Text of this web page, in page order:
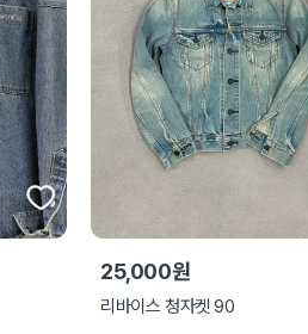
25,000원
리바이스 청자켓 90